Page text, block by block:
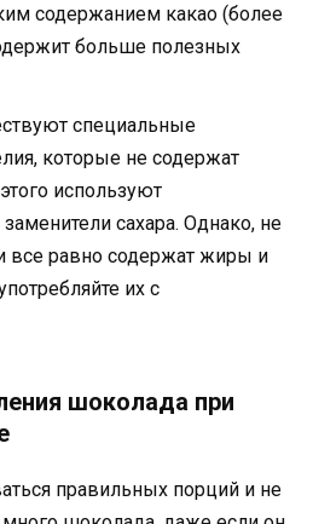
содержанием какао (более
больше полезных
специальные
которые не содержат
используют
сахара. Однако, не
все равно содержат жиры и
их с
шоколада при
правильных порций и не